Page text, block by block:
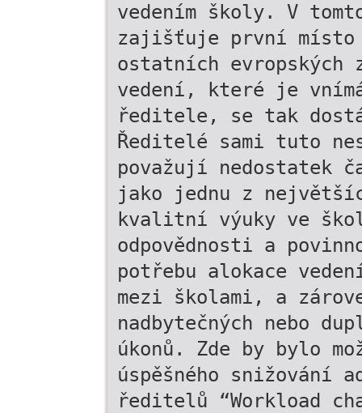
vedením školy. V
zajišťuje první místo
ostatních evropských
vedení, které je
ředitele, se tak
Ředitelé sami tuto
považují nedostatek
jako jednu z
kvalitní výuky ve
odpovědnosti a
potřebu alokace
mezi školami, a
nadbytečných nebo
úkonů. Zde by bylo
úspěšného snižování
ředitelů “Workload